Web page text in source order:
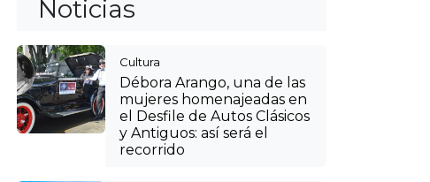
Itagüí, Medellín y La
Estrella suspenderán
servicios no urgentes a
afiliados de la Nueva EPS